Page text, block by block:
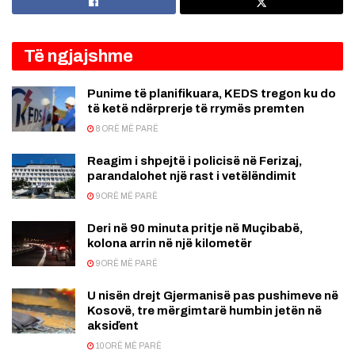
Të ngjajshme
Punime të planifikuara, KEDS tregon ku do
të ketë ndërprerje të rrymës premten
8 ORË MË PARË
Reagim i shpejtë i policisë në Ferizaj,
parandalohet një rast i vetëlëndimit
9 ORË MË PARË
Deri në 90 minuta pritje në Muçibabë,
kolona arrin në një kilometër
9 ORË MË PARË
U nisën drejt Gjermanisë pas pushimeve në
Kosovë, tre mërgimtarë humbin jetën në
aksiďent
10 ORË MË PARË